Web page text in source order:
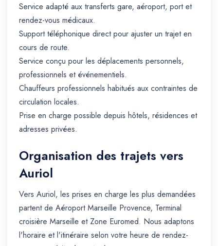
Service adapté aux transferts gare, aéroport, port et
rendez-vous médicaux.
Support téléphonique direct pour ajuster un trajet en
cours de route.
Service conçu pour les déplacements personnels,
professionnels et événementiels.
Chauffeurs professionnels habitués aux contraintes de
circulation locales.
Prise en charge possible depuis hôtels, résidences et
adresses privées.
Organisation des trajets vers
Auriol
Vers Auriol, les prises en charge les plus demandées
partent de Aéroport Marseille Provence, Terminal
croisière Marseille et Zone Euromed. Nous adaptons
l'horaire et l'itinéraire selon votre heure de rendez-